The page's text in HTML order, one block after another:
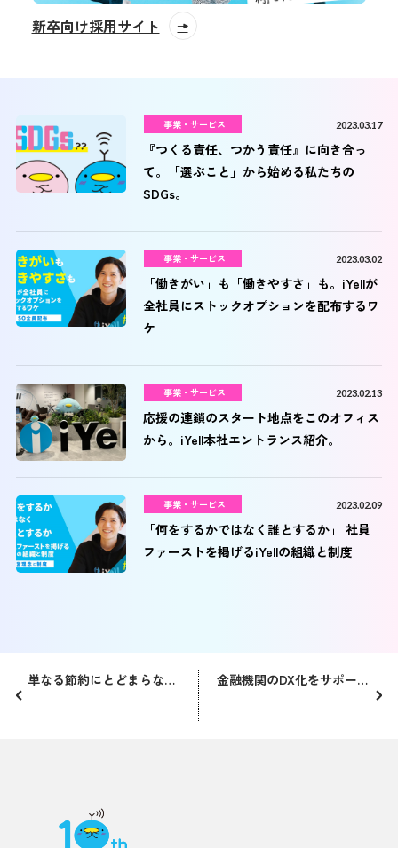
新卒向け採用サイト
事業・サービス 2023.03.17
『つくる責任、つかう責任』に向き合っ
て。「選ぶこと」から始める私たちの
SDGs。
事業・サービス 2023.03.02
「働きがい」も「働きやすさ」も。iYellが
全社員にストックオプションを配布するワ
ケ
事業・サービス 2023.02.13
応援の連鎖のスタート地点をこのオフィス
から。iYell本社エントランス紹介。
事業・サービス 2023.02.09
「何をするかではなく誰とするか」 社員
ファーストを掲げるiYellの組織と制度
単なる節約にとどまらない。お客さまの夢を応援するサービスはじめました！ 金融機関のDX化をサポート！コロナ禍の1年でiYellは24社と提携しました